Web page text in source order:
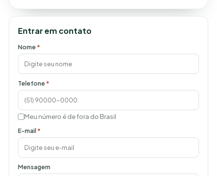
Entrar em contato
Nome*
Telefone*
Meu número é de fora do Brasil
E-mail*
Mensagem